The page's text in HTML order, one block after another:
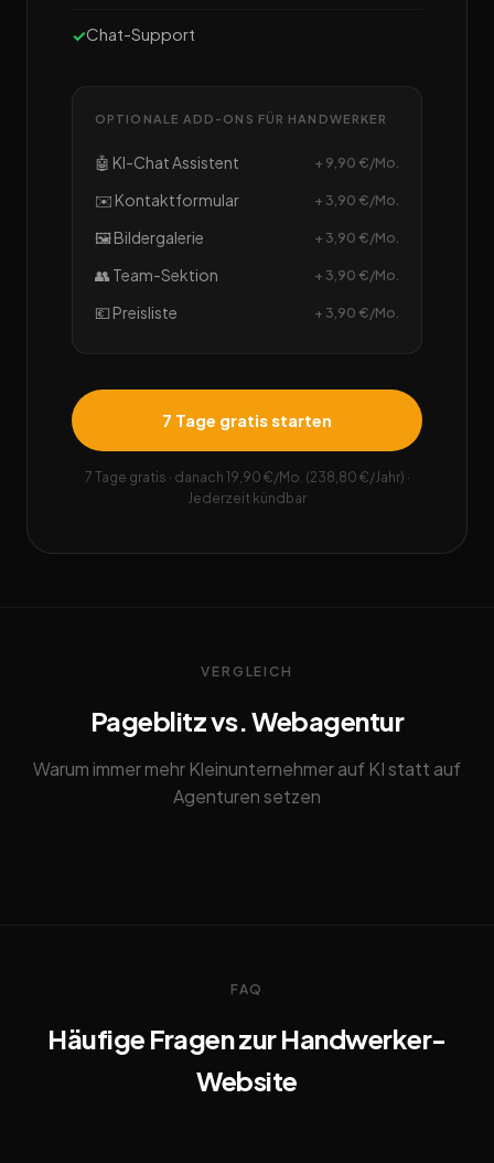
Chat-Support
OPTIONALE ADD-ONS FÜR HANDWERKER
🤖 KI-Chat Assistent + 9,90 €/Mo.
✉️ Kontaktformular + 3,90 €/Mo.
🖼️ Bildergalerie + 3,90 €/Mo.
👥 Team-Sektion + 3,90 €/Mo.
💶 Preisliste + 3,90 €/Mo.
7 Tage gratis starten
7 Tage gratis · danach 19,90 €/Mo. (238,80 €/Jahr) ·
Jederzeit kündbar
VERGLEICH
Pageblitz vs. Webagentur
Warum immer mehr Kleinunternehmer auf KI statt auf
Agenturen setzen
FAQ
Häufige Fragen zur Handwerker-
Website